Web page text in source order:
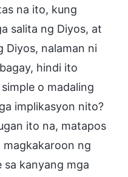
na ito, kung
salita ng Diyos, at
Diyos, nalaman ni
hindi ito
o madaling
implikasyon nito?
ito na, matapos
ng
sa kanyang mga